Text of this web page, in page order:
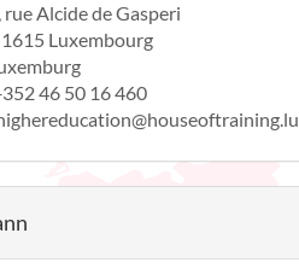
rue Alcide de Gasperi
Luxembourg
46 50 16 460